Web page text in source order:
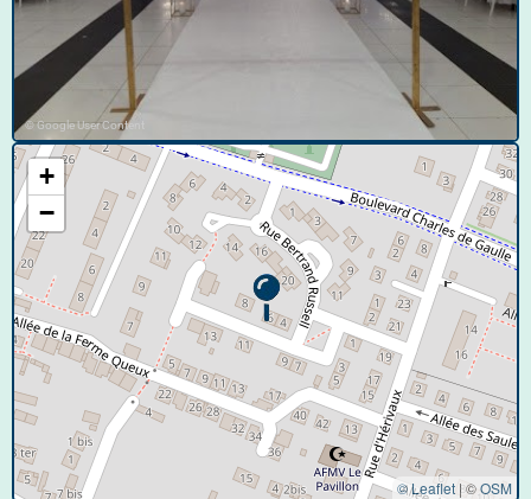
© Google User Content
+
−
© Leaflet |©OSM